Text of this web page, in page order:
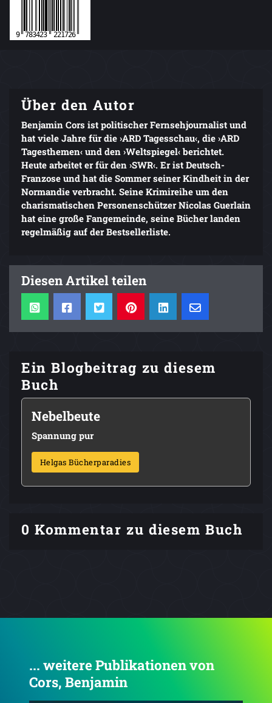
Über den Autor
Benjamin Cors ist politischer Fernsehjournalist und
hat viele Jahre für die ›ARD Tagesschau‹, die ›ARD
Tagesthemen‹ und den ›Weltspiegel‹ berichtet.
Heute arbeitet er für den ›SWR‹. Er ist Deutsch-
Franzose und hat die Sommer seiner Kindheit in der
Normandie verbracht. Seine Krimireihe um den
charismatischen Personenschützer Nicolas Guerlain
hat eine große Fangemeinde, seine Bücher landen
regelmäßig auf der Bestsellerliste.
Diesen Artikel teilen
Ein Blogbeitrag zu diesem
Buch
Nebelbeute
Spannung pur
Helgas Bücherparadies
0 Kommentar zu diesem Buch
... weitere Publikationen von
Cors, Benjamin